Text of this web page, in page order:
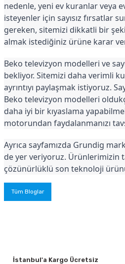
nedenle, yeni ev kuranlar veya
isteyenler için sayısız fırsatlar
gereken, sitemizi dikkatli bir
almak istediğiniz ürüne karar
Beko televizyon modelleri ve
bekliyor. Sitemizi daha verimli
ayrıntıyı paylaşmak istiyoruz.
Beko televizyon modelleri
daha iyi bir kıyaslama
motorundan faydalanmanızı
Ayrıca sayfamızda Grundig
de yer veriyoruz. Ürünlerimizin
çözünürlüklü son teknoloji
Tüm Bloglar
İstanbul'a Kargo Ücretsiz